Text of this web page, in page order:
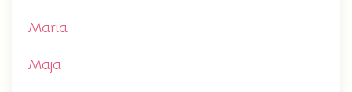
Maria
Maja